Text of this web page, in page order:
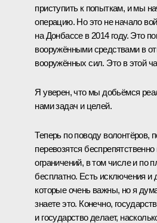
приступить к попыткам, и мы
операцию. Но это не начало
на Донбассе в 2014 году. Это
вооружёнными средствами в
вооружённых сил. Это в этой
Я уверен, что мы добьёмся
нами задач и целей.
Теперь по поводу волонтёров,
перевозятся
ограничений, в том числе и по
бесплатно. Есть исключения и
которые очень важны, но я
знаете это. Конечно,
и государство делает,